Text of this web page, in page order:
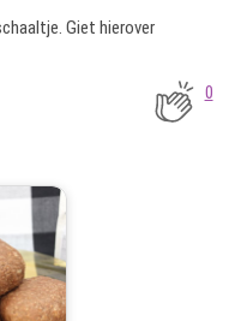
Giet hierover
0